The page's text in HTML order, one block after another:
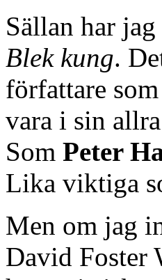
Sällan har
Blek kung.
författare
vara i sin
Som Peter
Lika viktiga
Men om jag
David Foster